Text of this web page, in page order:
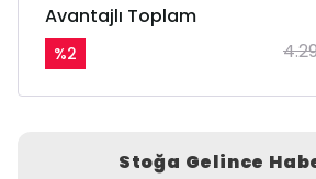
Avantajlı Toplam
%2
Stoğa Gelince